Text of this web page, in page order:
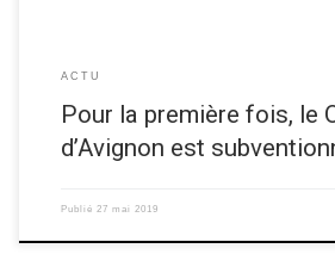
ACTU
Pour la première fois, le
d’Avignon est
Publié 27 mai 2019